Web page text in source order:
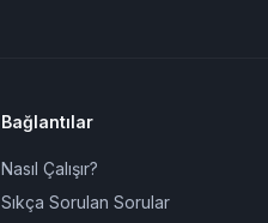
Bağlantılar
Nasıl Çalışır?
Sıkça Sorulan Sorular